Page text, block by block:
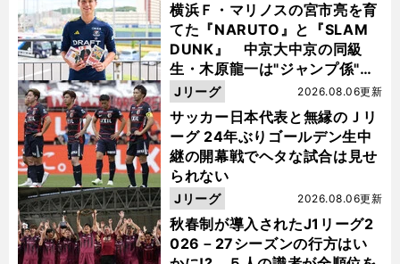
横浜Ｆ・マリノスの宮市亮を育
てた『NARUTO』と『SLAM
DUNK』 中京大中京の同級
生・木原龍一は"ジャンプ係"だ
った
サッカー日本代表と無縁のＪリ
ーグ 24年ぶりゴールデン生中
継の開幕戦でヘタな試合は見せ
られない
2026.08.06更新
Jリーグ
秋春制が導入されたJ1リーグ2
026－27シーズンの行方はい
2026.08.06更新
Jリーグ